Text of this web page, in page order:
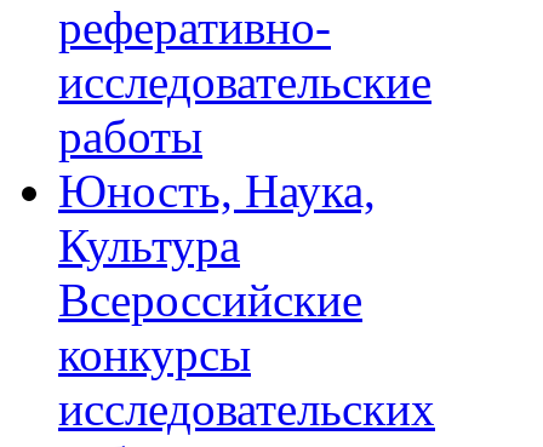
реферативно-
исследовательские
работы
Юность, Наука,
Культура
Всероссийские
конкурсы
исследовательских